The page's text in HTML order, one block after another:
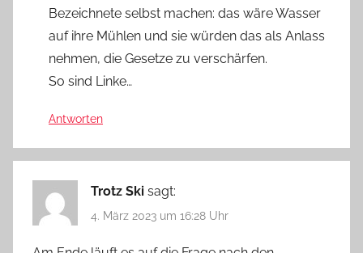
Bezeichnete selbst machen: das wäre Wasser
auf ihre Mühlen und sie würden das als Anlass
nehmen, die Gesetze zu verschärfen.
So sind Linke…
Antworten
Trotz Ski sagt:
4. März 2023 um 16:28 Uhr